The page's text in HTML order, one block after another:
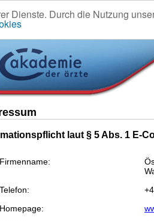
Dienste. Durch die Nutzung
laut § 5 Abs. 1 E-
Firmenname:
Telefon:
Homepage: